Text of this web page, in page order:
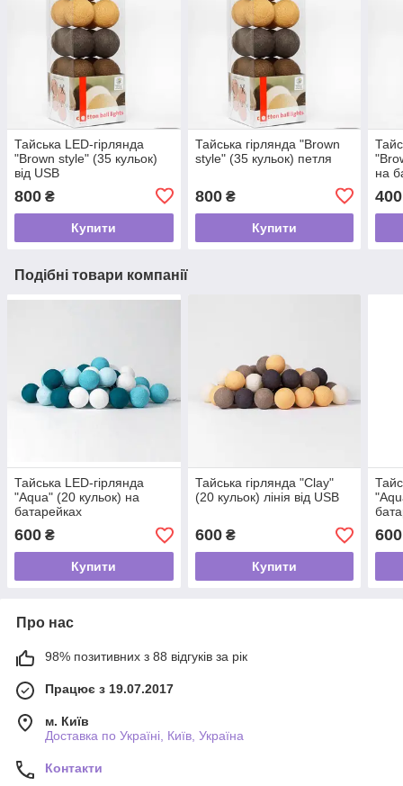
Тайська LED-гірлянда
"Brown style" (35 кульок)
від USB
800 ₴
Купити
Тайська гірлянда "Brown
style" (35 кульок) петля
800₴
Купити
на
400
Подібні товари компанії
Тайська LED-гірлянда
"Aqua" (20 кульок) на
батарейках
600 ₴
Купити
Тайська гірлянда "Clay"
(20 кульок) лінія від USB
600₴
Купити
600
Про нас
98% позитивних з 88 відгуків за рік
Працює з 19.07.2017
м. Київ
Доставка по Україні, Київ, Україна
Контакти